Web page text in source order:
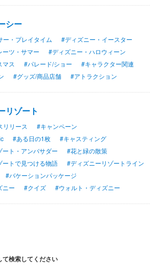
シー
ー・プレイタイム
#ディズニー・イースター
ーツ・サマー
#ディズニー・ハロウィーン
マス
#パレード/ショー
#キャラクター関連
#グッズ/商品店舗 #アトラクション
リゾート
リリース
#キャンペーン
#ある日の1枚
#キャスティング
ト・アンバサダー
#花と緑の散策
トで見つける物語
#ディズニーリゾートライン
#バケーションパッケージ
ニー
#クイズ #ウォルト・ディズニー
検索してください